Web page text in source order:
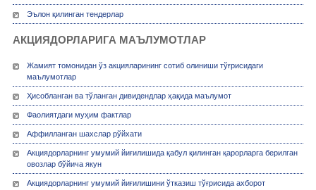
Эълон қилинган тендерлар
АКЦИЯДОРЛАРИГА МАЪЛУМОТЛАР
Жамият томонидан ўз акцияларининг сотиб олиниши тўғрисидаги
маълумотлар
Ҳисобланган ва тўланган дивидендлар ҳақида маълумот
Фаолиятдаги муҳим фактлар
Аффилланган шахслар рўйхати
Акциядорларнинг умумий йиғилишида қабул қилинган қарорларга берилган
овозлар бўйича якун
Акциядорларнинг умумий йиғилишини ўтказиш тўғрисида ахборот